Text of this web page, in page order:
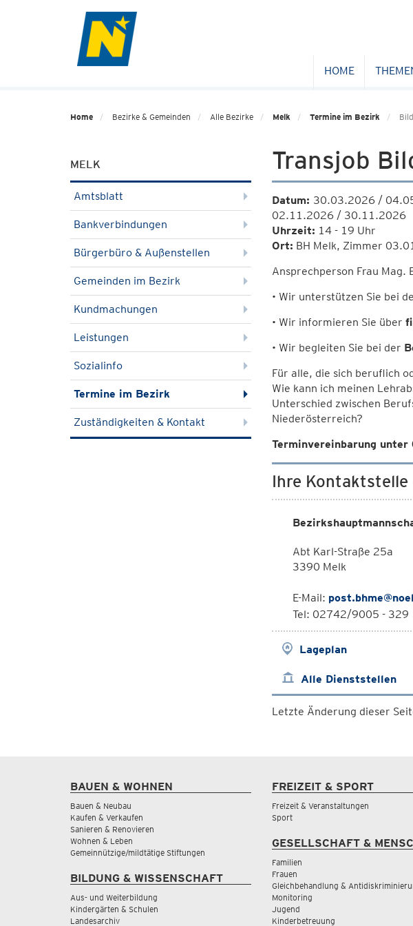
HOME
Home Bezirke & Gemeinden Alle Bezirke Melk Termine im Bezirk
MELK
Amtsblatt
Bankverbindungen
Bürgerbüro & Außenstellen
Gemeinden im Bezirk
Kundmachungen
Leistungen
Sozialinfo
Termine im Bezirk
Zuständigkeiten & Kontakt
Transjob
Datum: 30.03.2026 /
02.11.2026 / 30.11.2026
Uhrzeit: 14 - 19 Uhr
Ort: BH Melk, Zimmer
Ansprechperson Frau
• Wir unterstützen Sie bei
• Wir informieren Sie über
• Wir begleiten Sie bei der
Für alle, die sich beruflich
Wie kann ich meinen
Unterschied zwischen
Niederösterreich?
Terminvereinbarung
Ihre Kontaktstelle
Abt Karl-Straße 25a
3390 Melk
E-Mail:
Tel: 02742/9005 - 329
Lageplan
Alle Dienststellen
Letzte Änderung dieser
BAUEN & WOHNEN
Bauen & Neubau
Kaufen & Verkaufen
Sanieren & Renovieren
Wohnen & Leben
Gemeinnützige/mildtätige Stiftungen
BILDUNG & WISSENSCHAFT
Aus- und Weiterbildung
Kindergärten & Schulen
Landesarchiv
FREIZEIT & SPORT
Freizeit & Veranstaltungen
Sport
GESELLSCHAFT &
Familien
Frauen
Gleichbehandlung &
Monitoring
Jugend
Kinderbetreuung